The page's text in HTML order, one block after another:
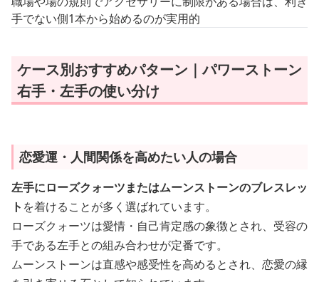
手でない側1本から始めるのが実用的
ケース別おすすめパターン｜パワーストーン
右手・左手の使い分け
恋愛運・人間関係を高めたい人の場合
左手にローズクォーツまたはムーンストーンのブレスレッ
ト を着けることが多く選ばれています。
ローズクォーツは愛情・自己肯定感の象徴とされ、受容の
手である左手との組み合わせが定番です。
ムーンストーンは直感や感受性を高めるとされ、恋愛の縁